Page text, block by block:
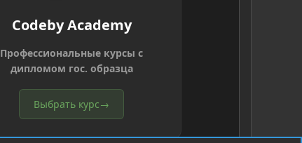
Codeby Academy
Профессиональные курсы с
дипломом гос. образца
Выбрать курс→